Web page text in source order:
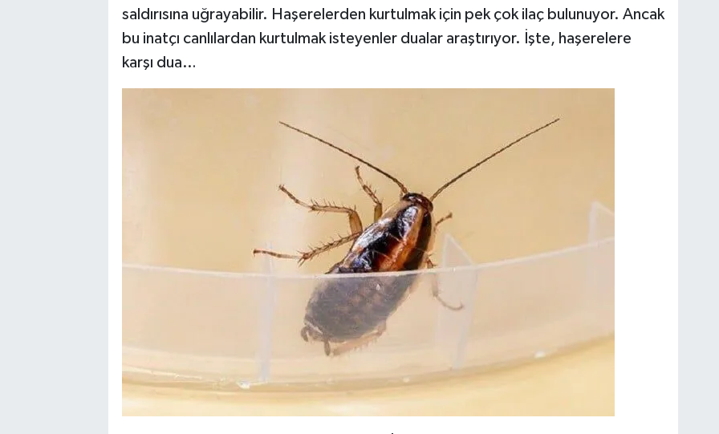
saldırısına uğrayabilir. Haşerelerden kurtulmak için pek çok ilaç bulunuyor. Ancak
bu inatçı canlılardan kurtulmak isteyenler dualar araştırıyor. İşte, haşerelere
karşı dua…